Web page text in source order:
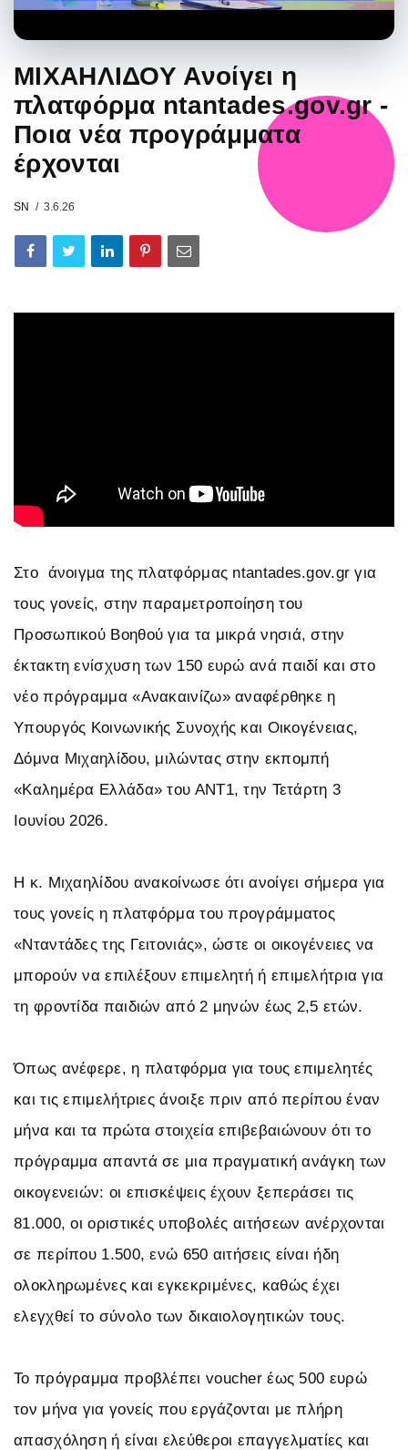
ΜΙΧΑΗΛΙΔΟΥ Ανοίγει η
πλατφόρμα ntantades.gov.gr -
Ποια νέα προγράμματα
έρχονται
SN 3.6.26
Στο άνοιγμα της πλατφόρμας ntantades.gov.gr για
τους γονείς, στην παραμετροποίηση του
Προσωπικού Βοηθού για τα μικρά νησιά, στην
έκτακτη ενίσχυση των 150 ευρώ ανά παιδί και στο
νέο πρόγραμμα «Ανακαινίζω» αναφέρθηκε η
Υπουργός Κοινωνικής Συνοχής και Οικογένειας,
Δόμνα Μιχαηλίδου, μιλώντας στην εκπομπή
«Καλημέρα Ελλάδα» του ΑΝΤ1, την Τετάρτη 3
Ιουνίου 2026.
Η κ. Μιχαηλίδου ανακοίνωσε ότι ανοίγει σήμερα για
τους γονείς η πλατφόρμα του προγράμματος
«Νταντάδες της Γειτονιάς», ώστε οι οικογένειες να
μπορούν να επιλέξουν επιμελητή ή επιμελήτρια για
τη φροντίδα παιδιών από 2 μηνών έως 2,5 ετών.
Όπως ανέφερε, η πλατφόρμα για τους επιμελητές
και τις επιμελήτριες άνοιξε πριν από περίπου έναν
μήνα και τα πρώτα στοιχεία επιβεβαιώνουν ότι το
πρόγραμμα απαντά σε μια πραγματική ανάγκη των
οικογενειών: οι επισκέψεις έχουν ξεπεράσει τις
81.000, οι οριστικές υποβολές αιτήσεων ανέρχονται
σε περίπου 1.500, ενώ 650 αιτήσεις είναι ήδη
ολοκληρωμένες και εγκεκριμένες, καθώς έχει
ελεγχθεί το σύνολο των δικαιολογητικών τους.
Το πρόγραμμα προβλέπει voucher έως 500 ευρώ
τον μήνα για γονείς που εργάζονται με πλήρη
απασχόληση ή είναι ελεύθεροι επαγγελματίες και